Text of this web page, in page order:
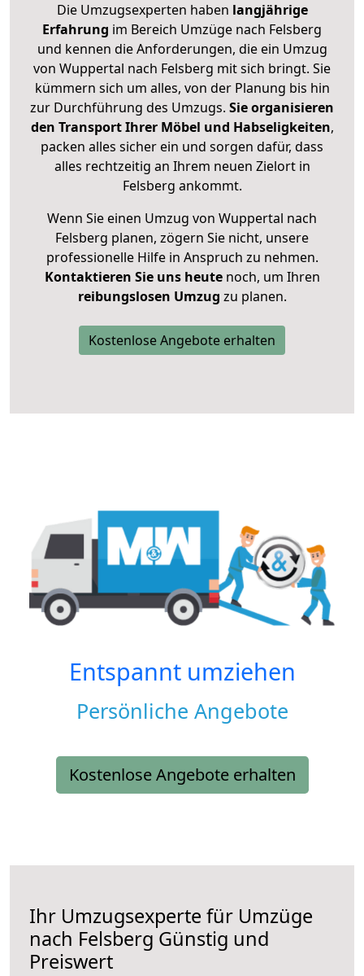
Die Umzugsexperten haben langjährige
Erfahrung im Bereich Umzüge nach Felsberg
und kennen die Anforderungen, die ein Umzug
von Wuppertal nach Felsberg mit sich bringt. Sie
kümmern sich um alles, von der Planung bis hin
zur Durchführung des Umzugs. Sie organisieren
den Transport Ihrer Möbel und Habseligkeiten,
packen alles sicher ein und sorgen dafür, dass
alles rechtzeitig an Ihrem neuen Zielort in
Felsberg ankommt.
Wenn Sie einen Umzug von Wuppertal nach
Felsberg planen, zögern Sie nicht, unsere
professionelle Hilfe in Anspruch zu nehmen.
Kontaktieren Sie uns heutenoch, um Ihren
reibungslosen Umzug zu planen.
Kostenlose Angebote erhalten
Entspannt umziehen
Persönliche Angebote
Kostenlose Angebote erhalten
Ihr Umzugsexperte für Umzüge
nach Felsberg Günstig und
Preiswert